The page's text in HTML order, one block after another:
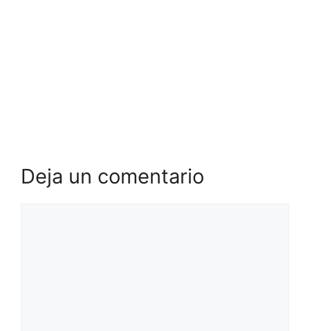
Deja un comentario